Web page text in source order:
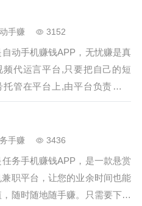
动去做，自动养号，可设置
间和每天的任务数量。没任
微信分身自动切换做任务脚
新适配机型安卓7.0以上，雷
器均可。鸿蒙系统自测兼容
号，通过扫描下面二维码注
手赚 3152
自动手机赚钱APP，无忧赚是真
频代运言平台,只要把自己的短
托管在平台上,由平台负责制作
营,来获取官方回馈的广告佣金
表情包内容,引导用户去小程序
的麦情包,用户在下载图片之前
普官方指定的广告,观看完广告,
广告的佣金结算给无忧赚,再由
定是哪个帐号产出的佣金。下发
手赚 3436
务手机赚钱APP，是一款悬赏
职平台，让您的业余时间也能
随时随地随手赚。只需要下载